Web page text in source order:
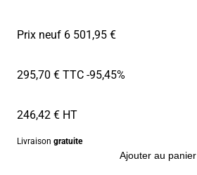
Prix neuf 6 501,95 €
295,70 € TTC-95,45%
246,42 € HT
Livraison gratuite
Ajouter au panier